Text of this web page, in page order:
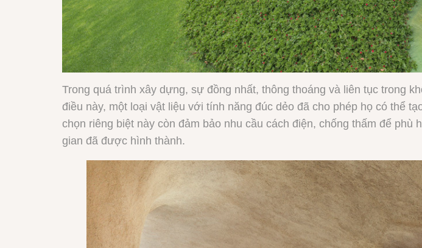
Trong quá trình xây dựng, sự đồng nhất, thông thoáng và liên tục trong
điều này, một loại vật liệu với tính năng đúc dẻo đã cho phép họ có thể
chọn riêng biệt này còn đảm bảo nhu cầu cách điện, chống thấm để
gian đã được hình thành.